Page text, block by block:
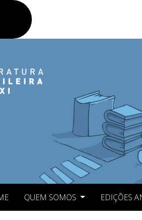
QUEM SOMOS EDIÇÕES